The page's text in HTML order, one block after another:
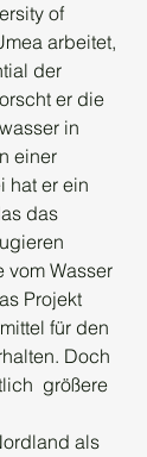
of
arbeitet,
der
er die
in
einer
hat er ein
das
vom Wasser
Projekt
für den
Doch
größere
als